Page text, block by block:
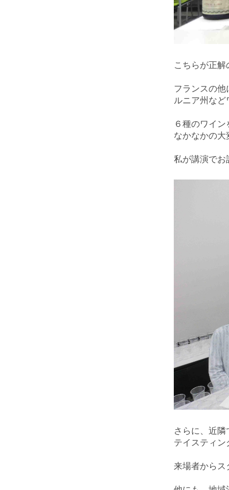
こちらが正解
フランスの
ルニア州な
６種のワイ
なかなかの大
私が講演でお
さらに、近
テイスティ
来場者からス